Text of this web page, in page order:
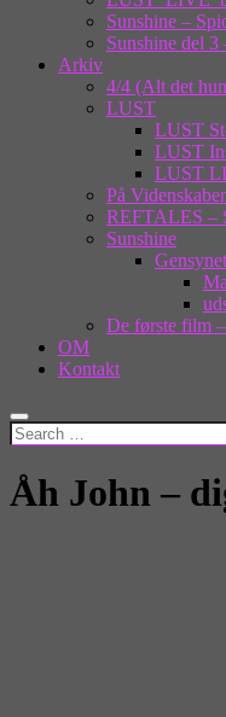
Sunshine –
Sunshine del
Arkiv
4/4 (Alt det
LUST
LUST
LUST
LUST
På
REFTALES –
Sunshine
Gensynet
De første film
OM
Kontakt
Åh John –